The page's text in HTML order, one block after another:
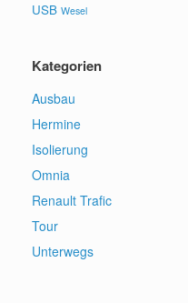
USB Wesel
Kategorien
Ausbau
Hermine
Isolierung
Omnia
Renault Trafic
Tour
Unterwegs